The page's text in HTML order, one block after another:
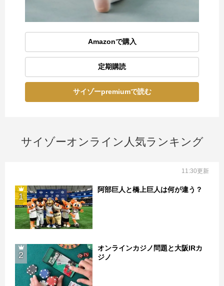
Amazonで購入
定期購読
サイゾーpremiumで読む
サイゾーオンライン人気ランキング
11:30更新
1
阿部巨人と橋上巨人は何が違う？
2
オンラインカジノ問題と大阪IRカ
ジノ